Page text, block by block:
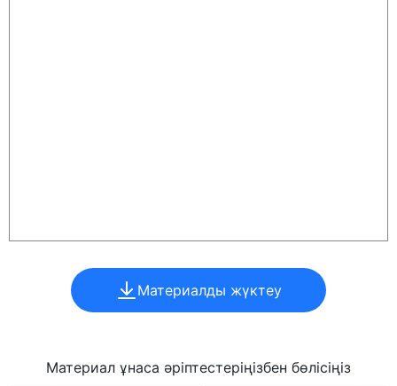
Материалды жүктеу
Материал ұнаса әріптестеріңізбен бөлісіңіз